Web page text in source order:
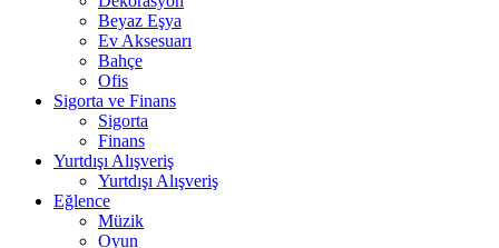
Beyaz Eşya
Ev Aksesuarı
Bahçe
Ofis
Sigorta ve Finans
Sigorta
Finans
Yurtdışı Alışveriş
Yurtdışı Alışveriş
Eğlence
Müzik
Oyun